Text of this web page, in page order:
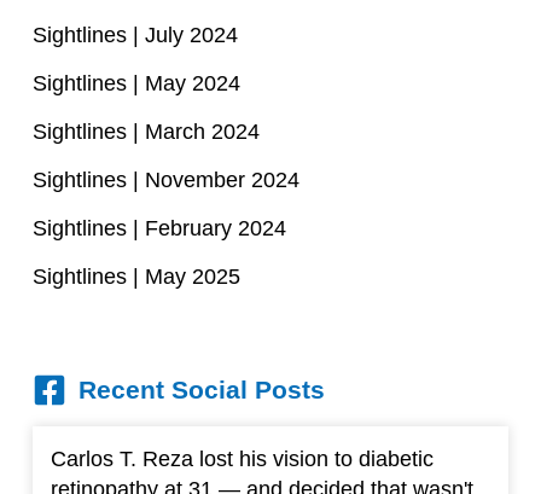
Sightlines | July 2024
Sightlines | May 2024
Sightlines | March 2024
Sightlines | November 2024
Sightlines | February 2024
Sightlines | May 2025
Recent Social Posts
Carlos T. Reza lost his vision to diabetic